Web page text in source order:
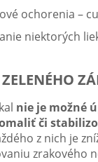
ochorenia –
niektorých
nie je možné
či
z nich je
zrakového